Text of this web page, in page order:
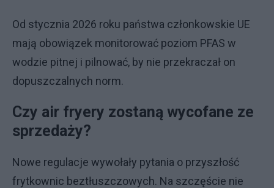
Od stycznia 2026 roku państwa członkowskie UE
mają obowiązek monitorować poziom PFAS w
wodzie pitnej i pilnować, by nie przekraczał on
dopuszczalnych norm.
Czy air fryery zostaną wycofane ze
sprzedaży?
Nowe regulacje wywołały pytania o przyszłość
frytkownic beztłuszczowych. Na szczęście nie